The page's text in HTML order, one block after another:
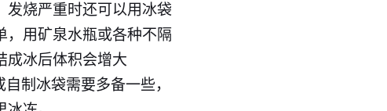
发烧严重时还可以用冰袋
，用矿泉水瓶或各种不隔
成冰后体积会增大
制冰袋需要多备一些，